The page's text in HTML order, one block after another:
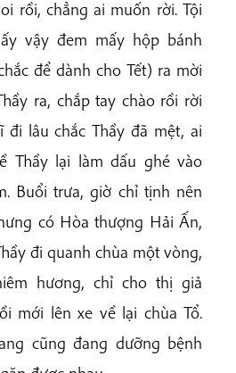
rồi, chẳng ai muốn rời. Tội
vậy đem mấy hộp bánh
để dành cho Tết) ra mời
ra, chắp tay chào rồi rời
đi lâu chắc Thầy đã mệt, ai
Thầy lại làm dấu ghé vào
Buổi trưa, giờ chỉ tịnh nên
có Hòa thượng Hải Ấn,
đi quanh chùa một vòng,
hương, chỉ cho thị giả
mới lên xe về lại chùa Tổ.
cũng đang dưỡng bệnh